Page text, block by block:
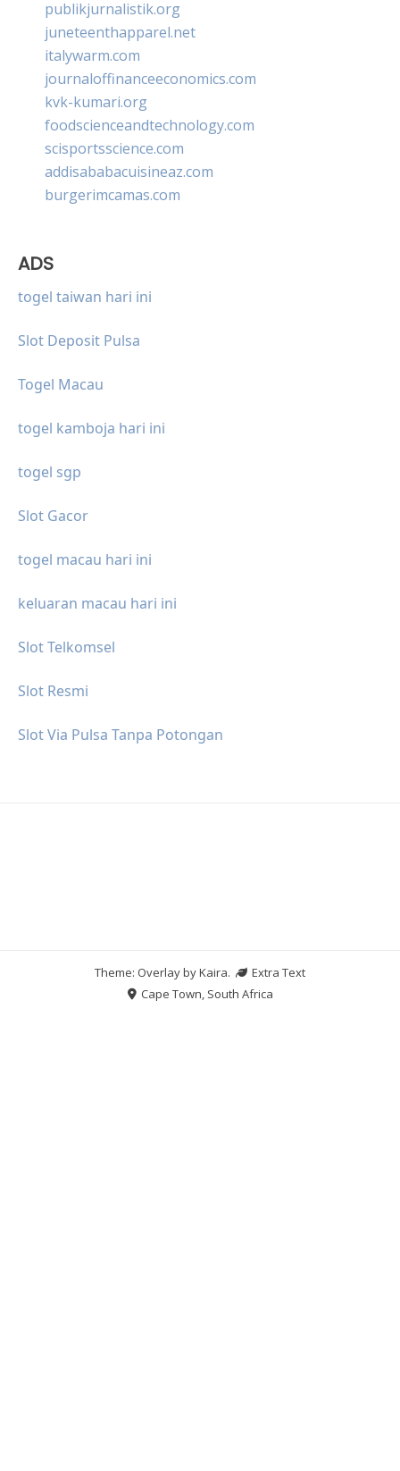
publikjurnalistik.org
juneteenthapparel.net
italywarm.com
journaloffinanceeconomics.com
kvk-kumari.org
foodscienceandtechnology.com
scisportsscience.com
addisababacuisineaz.com
burgerimcamas.com
ADS
togel taiwan hari ini
Slot Deposit Pulsa
Togel Macau
togel kamboja hari ini
togel sgp
Slot Gacor
togel macau hari ini
keluaran macau hari ini
Slot Telkomsel
Slot Resmi
Slot Via Pulsa Tanpa Potongan
Theme: Overlay byKaira.
Extra Text
Cape Town, South Africa